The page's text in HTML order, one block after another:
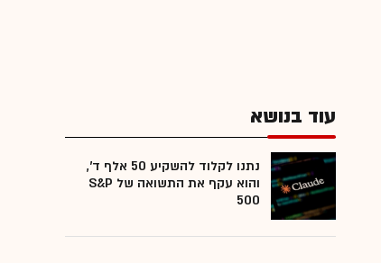
עוד בנושא
נתנו לקלוד להשקיע 50 אלף ד',
והוא עקף את התשואה של S&P
500